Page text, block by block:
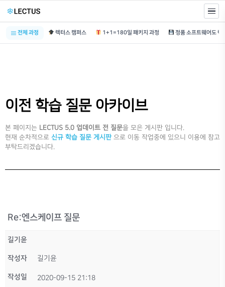
전체 과정 렉터스 캠퍼스 1+1=180일 패키지 과정
이전 학습 질문 아카이브
본 페이지는 LECTUS 5.0 업데이트 전 질문을 모은 게시판 입니다.
현재 순차적으로 신규 학습 질문 게시판 으로 이동 작업중에 있으니 이용에 참고
부탁드리겠습니다.
Re:엔스케이프 질문
길기윤
작성자 길기윤
작성일 2020-09-15 21:18